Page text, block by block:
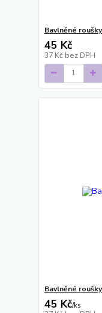
Bavlněné
45 Kč
37 Kč bez DPH
Bavlněné
45 Kč/ks